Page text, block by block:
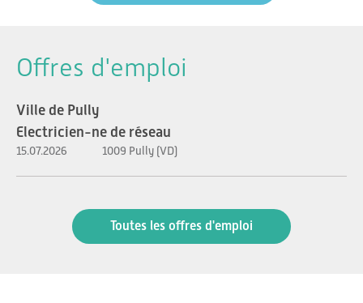
Offres d'emploi
Ville de Pully
Electricien-ne de réseau
15.07.2026 1009 Pully (VD)
Toutes les offres d'emploi